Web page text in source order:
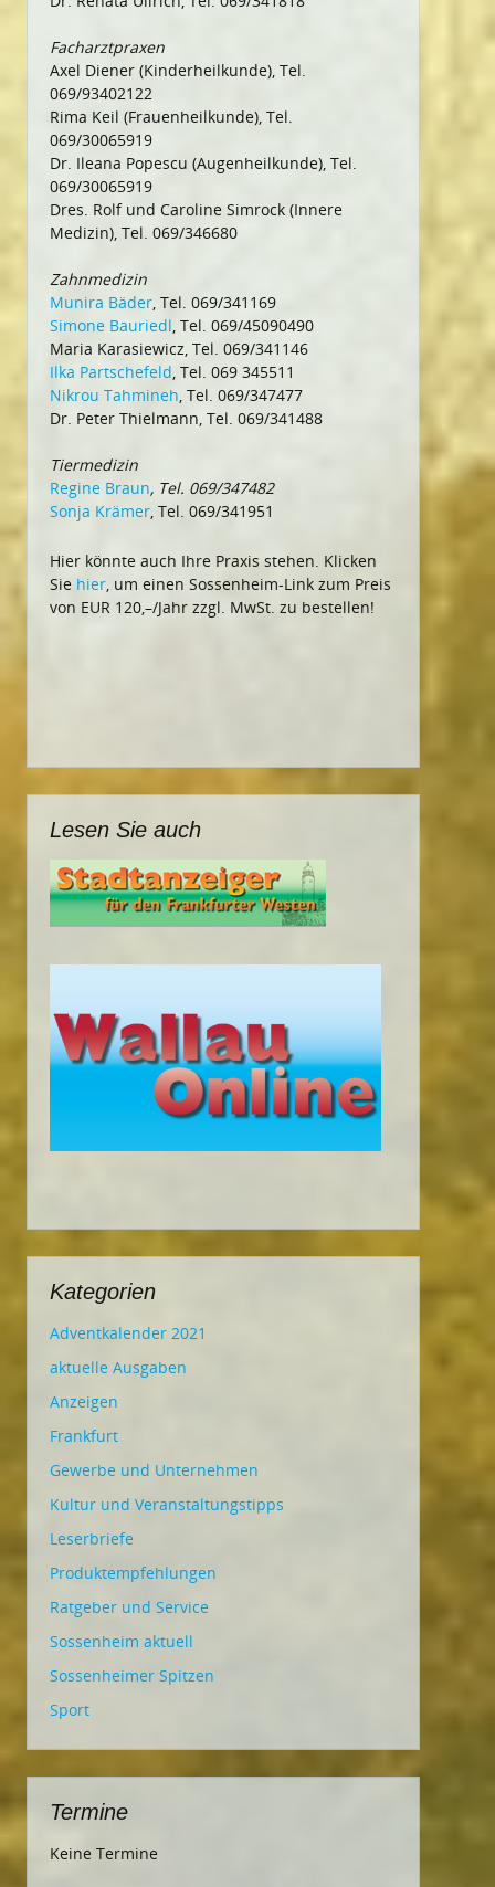
Facharztpraxen
Axel Diener (Kinderheilkunde), Tel.
069/93402122
Rima Keil (Frauenheilkunde), Tel.
069/30065919
Dr. Ileana Popescu (Augenheilkunde), Tel.
069/30065919
Dres. Rolf und Caroline Simrock (Innere
Medizin), Tel. 069/346680
Zahnmedizin
Munira Bäder, Tel. 069/341169
Simone Bauriedl, Tel. 069/45090490
Maria Karasiewicz, Tel. 069/341146
Ilka Partschefeld, Tel. 069 345511
Nikrou Tahmineh, Tel. 069/347477
Dr. Peter Thielmann, Tel. 069/341488
Tiermedizin
Regine Braun, Tel. 069/347482
Sonja Krämer, Tel. 069/341951
Hier könnte auch Ihre Praxis stehen. Klicken
Sie hier, um einen Sossenheim-Link zum Preis
von EUR 120,–/Jahr zzgl. MwSt. zu bestellen!
Lesen Sie auch
Kategorien
Adventkalender 2021
aktuelle Ausgaben
Anzeigen
Frankfurt
Gewerbe und Unternehmen
Kultur und Veranstaltungstipps
Leserbriefe
Produktempfehlungen
Ratgeber und Service
Sossenheim aktuell
Sossenheimer Spitzen
Sport
Termine
Keine Termine